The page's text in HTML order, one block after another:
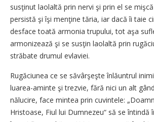
susţinut laolaltă prin nervi şi prin el se
persistă şi îşi menţine tăria, iar dacă îi taie
desface toată armonia trupului, tot aşa
armonizează şi se susţin laolaltă prin
străbate drumul evlaviei.
Rugăciunea ce se săvârşeşte înlăuntrul
luarea-aminte şi trezvie, fără nici un alt
nălucire, face mintea prin cuvintele:
Hristoase, Fiul lui Dumnezeu“ să se întindă